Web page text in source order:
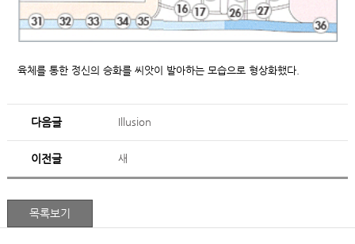
육체를 통한 정신의 승화를 씨앗이 발아하는 모습으로 형상화했다.
다음글 Illusion
이전글 새